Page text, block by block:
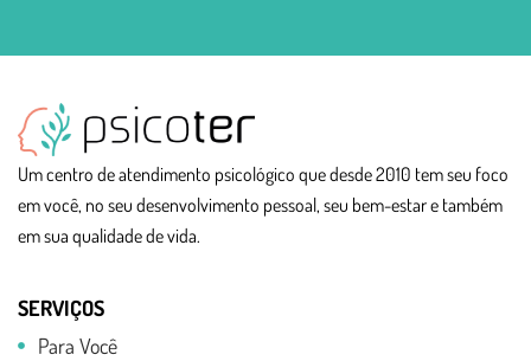
Um centro de atendimento psicológico que desde 2010 tem seu foco
em você, no seu desenvolvimento pessoal, seu bem-estar e também
em sua qualidade de vida.
SERVIÇOS
Para Você